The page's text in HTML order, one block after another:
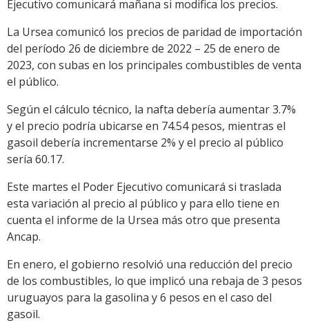
Ejecutivo comunicará mañana si modifica los precios.
La Ursea comunicó los precios de paridad de importación
del período 26 de diciembre de 2022 – 25 de enero de
2023, con subas en los principales combustibles de venta
el público.
Según el cálculo técnico, la nafta debería aumentar 3.7%
y el precio podría ubicarse en 74.54 pesos, mientras el
gasoil debería incrementarse 2% y el precio al público
sería 60.17.
Este martes el Poder Ejecutivo comunicará si traslada
esta variación al precio al público y para ello tiene en
cuenta el informe de la Ursea más otro que presenta
Ancap.
En enero, el gobierno resolvió una reducción del precio
de los combustibles, lo que implicó una rebaja de 3 pesos
uruguayos para la gasolina y 6 pesos en el caso del
gasoil.